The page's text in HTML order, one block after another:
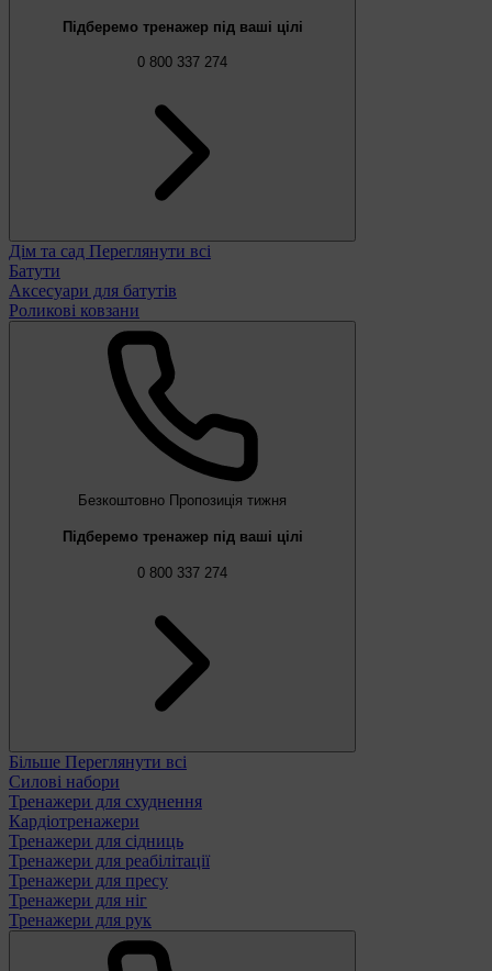
Підберемо тренажер під ваші цілі
0 800 337 274
Дім та сад Переглянути всі
Батути
Аксесуари для батутів
Роликові ковзани
Безкоштовно Пропозиція тижня
Підберемо тренажер під ваші цілі
0 800 337 274
Більше Переглянути всі
Силові набори
Тренажери для схуднення
Кардіотренажери
Тренажери для сідниць
Тренажери для реабілітації
Тренажери для пресу
Тренажери для ніг
Тренажери для рук